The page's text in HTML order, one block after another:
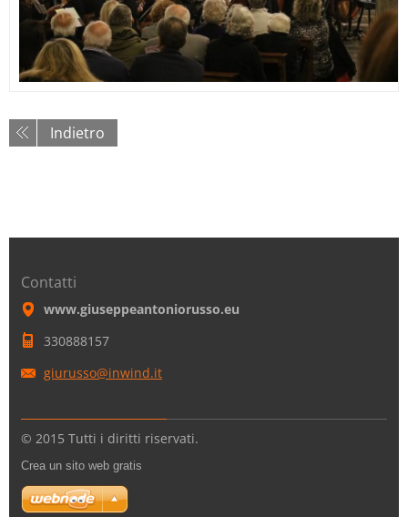
Indietro
Contatti
www.giuseppeantoniorusso.eu
330888157
giurusso@inwind.it
© 2015 Tutti i diritti riservati.
Crea un sito web gratis